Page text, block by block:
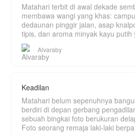
Matahari terbit di awal dekade
membawa wangi yang khas:
dedaunan pinggir jalan, asap
tipis, dan aroma minyak kayu putih
Alvaraby
Keadilan
Matahari belum sepenuhnya
berdiri di depan gerbang
sebuah bingkai foto berukuran
Foto seorang remaja laki-laki berpa